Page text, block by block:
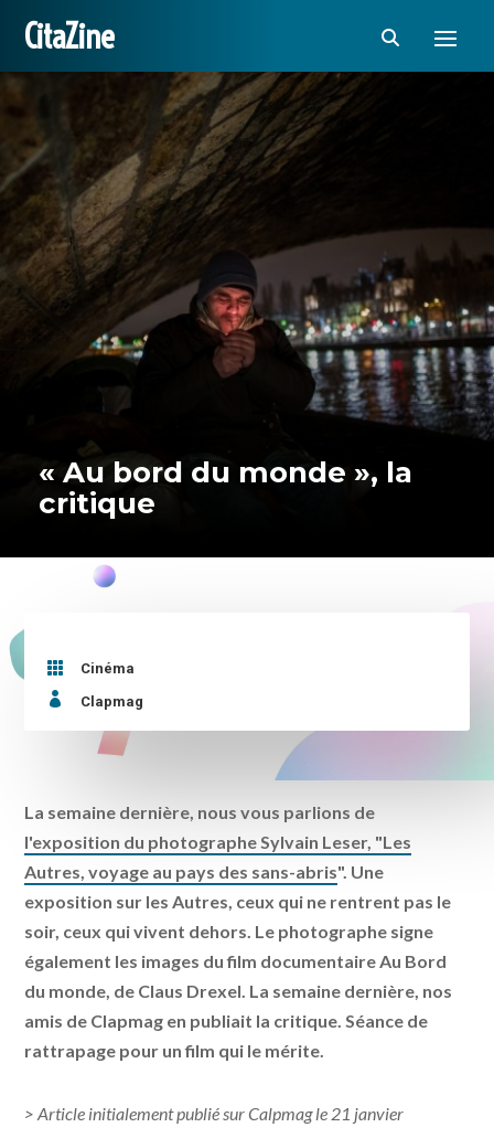
CitaZine
« Au bord du monde », la
critique
 Cinéma
 Clapmag
La semaine dernière, nous vous parlions de
l'exposition du photographe Sylvain Leser, "Les
Autres, voyage au pays des sans-abris". Une
exposition sur les Autres, ceux qui ne rentrent pas le
soir, ceux qui vivent dehors. Le photographe signe
également les images du film documentaire Au Bord
du monde, de Claus Drexel. La semaine dernière, nos
amis de Clapmag en publiait la critique. Séance de
rattrapage pour un film qui le mérite.
> Article initialement publié sur Calpmag le 21 janvier